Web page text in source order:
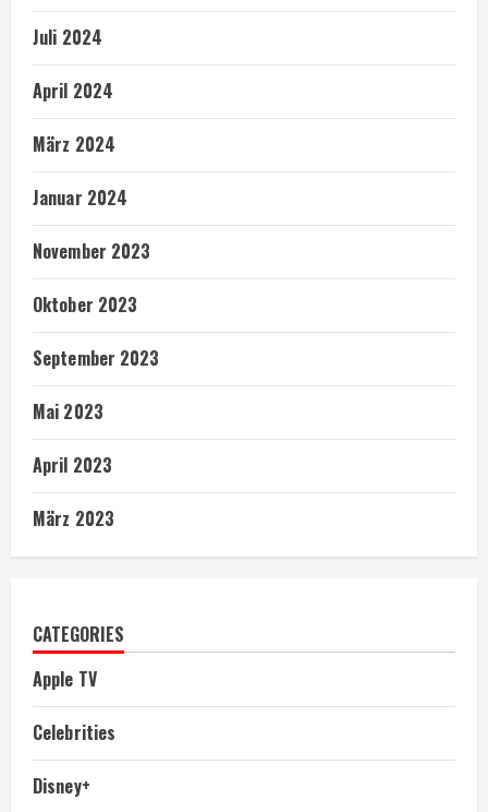
Juli 2024
April 2024
März 2024
Januar 2024
November 2023
Oktober 2023
September 2023
Mai 2023
April 2023
März 2023
CATEGORIES
Apple TV
Celebrities
Disney+